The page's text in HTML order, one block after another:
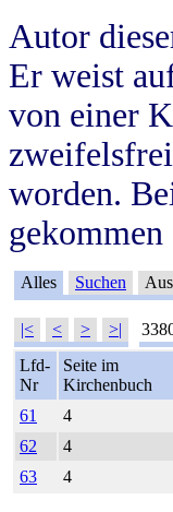
Autor
Er weist
von einer
worden.
Alles Suchen
|< < > >|
Lfd-
Nr
Seite im
Kirchenbuch
61
4
62
4
63
4